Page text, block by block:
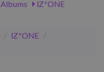
Albums
IZ*ONE
/ IZ*ONE
/